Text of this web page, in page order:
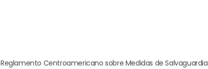
Reglamento Centroamericano sobre Medidas de Salvaguardia